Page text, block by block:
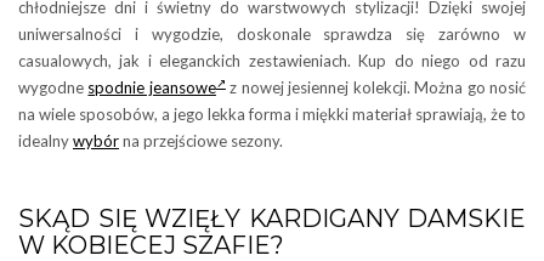
chłodniejsze dni i świetny do warstwowych stylizacji! Dzięki swojej
uniwersalności i wygodzie, doskonale sprawdza się zarówno w
casualowych, jak i eleganckich zestawieniach. Kup do niego od razu
wygodne spodnie jeansowe z nowej jesiennej kolekcji. Można go nosić
na wiele sposobów, a jego lekka forma i miękki materiał sprawiają, że to
idealnywybórna przejściowe sezony.
SKĄD SIĘ WZIĘŁY KARDIGANY DAMSKIE
W KOBIECEJ SZAFIE?